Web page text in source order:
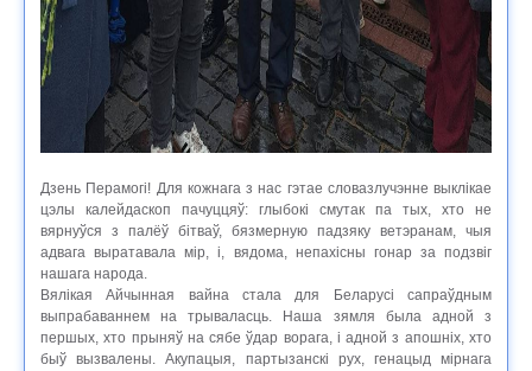
Дзень Перамогі! Для кожнага з нас гэтае словазлучэнне выклікае
цэлы калейдаскоп пачуццяў: глыбокі смутак па тых, хто не
вярнуўся з палёў бітваў, бязмерную падзяку ветэранам, чыя
адвага выратавала мір, і, вядома, непахісны гонар за подзвіг
нашага народа.
Вялікая Айчынная вайна стала для Беларусі сапраўдным
выпрабаваннем на трываласць. Наша зямля была адной з
першых, хто прыняў на сябе ўдар ворага, і адной з апошніх, хто
быў вызвалены. Акупацыя, партызанскі рух, генацыд мірнага